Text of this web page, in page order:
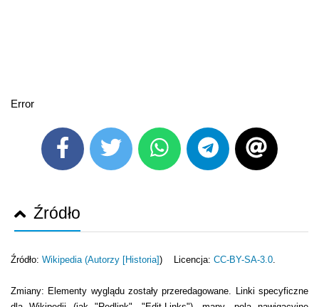
Error
Źródło
Źródło: Wikipedia (Autorzy [Historia]) Licencja: CC-BY-SA-3.0.
Zmiany: Elementy wyglądu zostały przeredagowane. Linki specyficzne